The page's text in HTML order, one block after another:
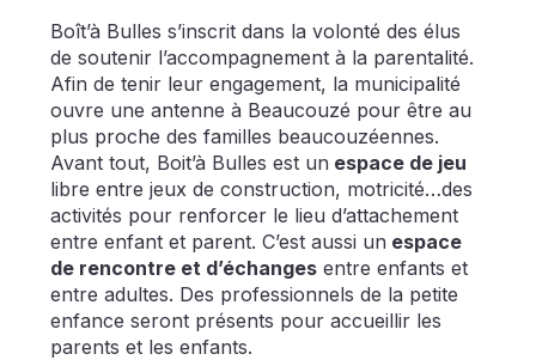
Boît’à Bulles s’inscrit dans la volonté des élus
de soutenir l’accompagnement à la parentalité.
Afin de tenir leur engagement, la municipalité
ouvre une antenne à Beaucouzé pour être au
plus proche des familles beaucouzéennes.
Avant tout, Boit’à Bulles est un espace de jeu
libre entre jeux de construction, motricité…des
activités pour renforcer le lieu d’attachement
entre enfant et parent. C’est aussi un espace
de rencontre et d’échangesentre enfants et
entre adultes. Des professionnels de la petite
enfance seront présents pour accueillir les
parents et les enfants.